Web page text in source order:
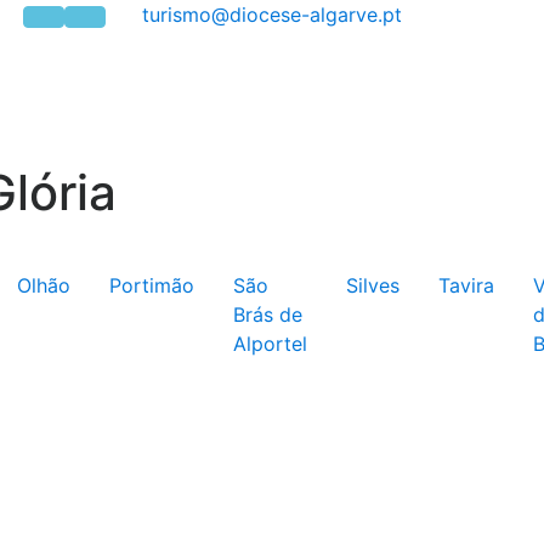
Olhão Portimão
São
Brás de
Alportel
Silves Tavira